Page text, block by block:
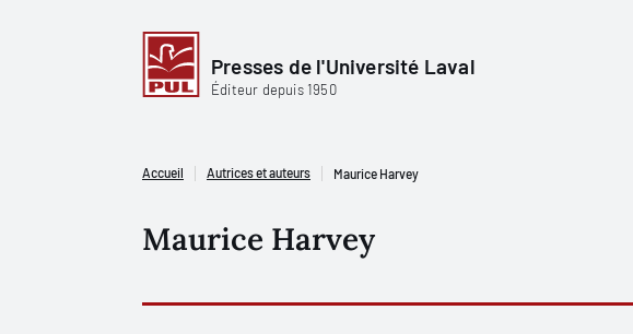
Presses de l'Université Laval
Éditeur depuis 1950
Accueil Autrices et auteurs Maurice Harvey
Maurice Harvey